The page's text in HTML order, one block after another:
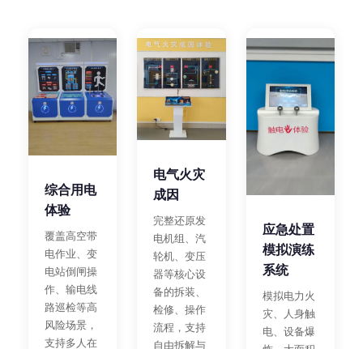
综合用电
体验
覆盖高空带
电作业、变
电站倒闸操
作、输电线
路巡检等高
风险场景，
支持多人在
电气火灾
成因
完整还原发
电机组、汽
轮机、变压
器等核心设
备的拆装、
检修、操作
流程，支持
自由拆解与
应急处置
模拟演练
系统
模拟电力火
灾、人身触
电、设备爆